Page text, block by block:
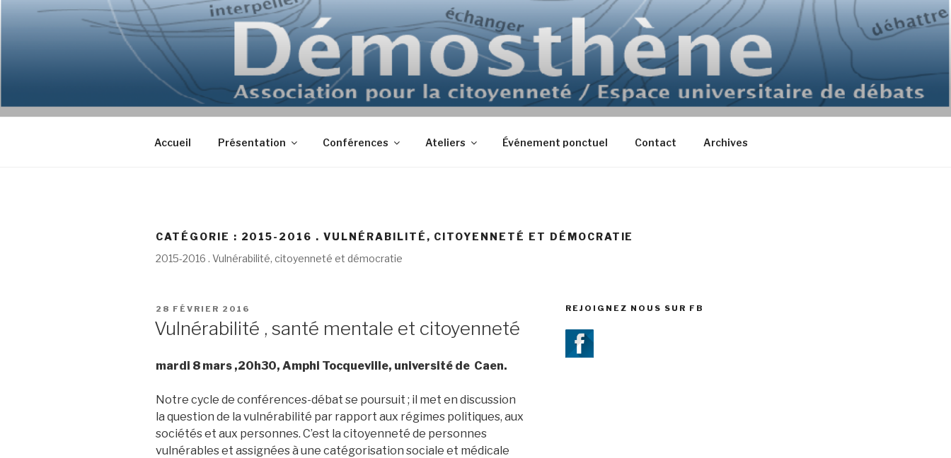
Accueil Présentation Conférences Ateliers Événement ponctuel Contact Archives
CATÉGORIE : 2015-2016 . VULNÉRABILITÉ, CITOYENNETÉ ET DÉMOCRATIE
2015-2016 . Vulnérabilité, citoyenneté et démocratie
PUBLIÉ
LE
28 FÉVRIER 2016
Vulnérabilité , santé mentale et citoyenneté
mardi 8 mars ,20h30, Amphi Tocqueville, université de Caen.
Notre cycle de conférences-débat se poursuit ; il met en discussion
la question de la vulnérabilité par rapport aux régimes politiques, aux
sociétés et aux personnes. C’est la citoyenneté de personnes
vulnérables et assignées à une catégorisation sociale et médicale
REJOIGNEZ NOUS SUR FB